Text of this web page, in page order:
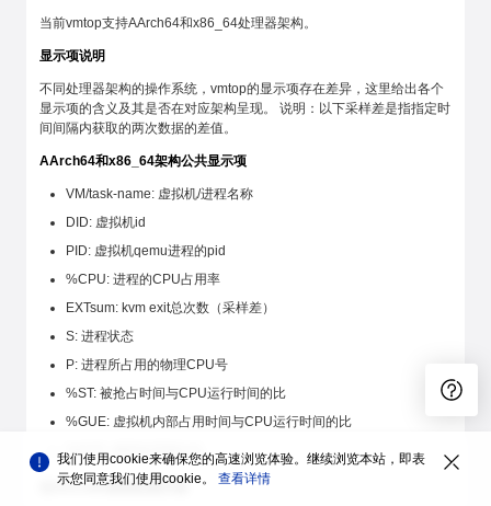
当前vmtop支持AArch64和x86_64处理器架构。
显示项说明
不同处理器架构的操作系统，vmtop的显示项存在差异，这里给出各个
显示项的含义及其是否在对应架构呈现。 说明：以下采样差是指指定时
间间隔内获取的两次数据的差值。
AArch64和x86_64架构公共显示项
VM/task-name: 虚拟机/进程名称
DID: 虚拟机id
PID: 虚拟机qemu进程的pid
%CPU: 进程的CPU占用率
EXTsum: kvm exit总次数（采样差）
S: 进程状态
P: 进程所占用的物理CPU号
%ST: 被抢占时间与CPU运行时间的比
%GUE: 虚拟机内部占用时间与CPU运行时间的比
%HYP: 虚拟化开销占比
仅AArch64架构的显示项
我们使用cookie来确保您的高速浏览体验。继续浏览本站，即表
示您同意我们使用cookie。 查看详情